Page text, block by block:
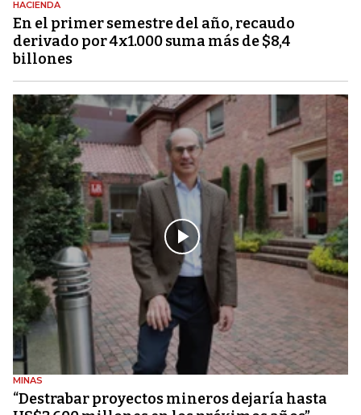
HACIENDA
En el primer semestre del año, recaudo
derivado por 4x1.000 suma más de $8,4
billones
MINAS
“Destrabar proyectos mineros dejaría hasta